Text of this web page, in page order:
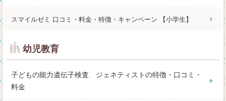
スマイルゼミ 口コミ・料金・特徴・キャンペーン 【小学生】
幼児教育
子どもの能力遺伝子検査 ジェネティストの特徴・口コミ・
料金